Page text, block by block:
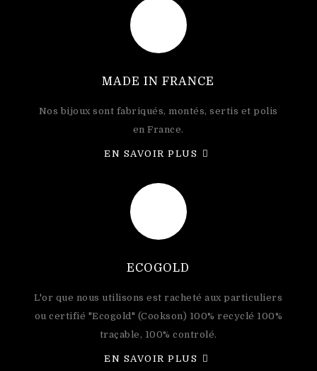
MADE IN FRANCE
Nos bijoux sont fabriqués, montés, sertis et polis
en France.
EN SAVOIR PLUS
ECOGOLD
L'or que nous utilisons est racheté aux particuliers
ou certifié "Ecogold" (Cookson) 100% recyclé 100%
traçable, 100% controlé.
EN SAVOIR PLUS